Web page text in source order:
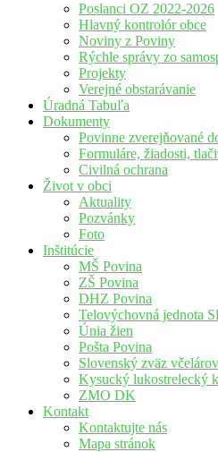
Poslanci OZ 2022-2026
Hlavný kontrolór obce
Noviny z Poviny
Rýchle správy zo
Projekty
Verejné obstarávanie
Úradná Tabuľa
Dokumenty
Povinne zverejňované
Formuláre, žiadosti,
Civilná ochrana
Život v obci
Aktuality
Pozvánky
Foto
Inštitúcie
MŠ Povina
ZŠ Povina
DHZ Povina
Telovýchovná jednota
Únia žien
Pošta Povina
Slovenský zväz
Kysucký lukostrelecký
ZMO DK
Kontakt
Kontaktujte nás
Mapa stránok